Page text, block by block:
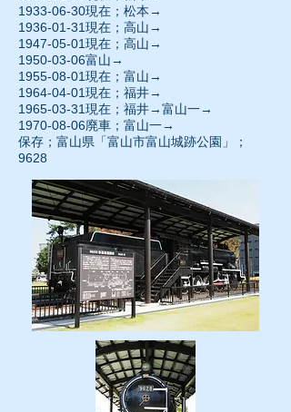
1933-06-30現在；松本→
1936-01-31現在；高山→
1947-05-01現在；高山→
1950-03-06富山→
1955-08-01現在；富山→
1964-04-01現在；福井→
1965-03-31現在；福井→富山一→
1970-08-06廃車；富山一→
保存；富山県「富山市富山城跡公園」；
9628